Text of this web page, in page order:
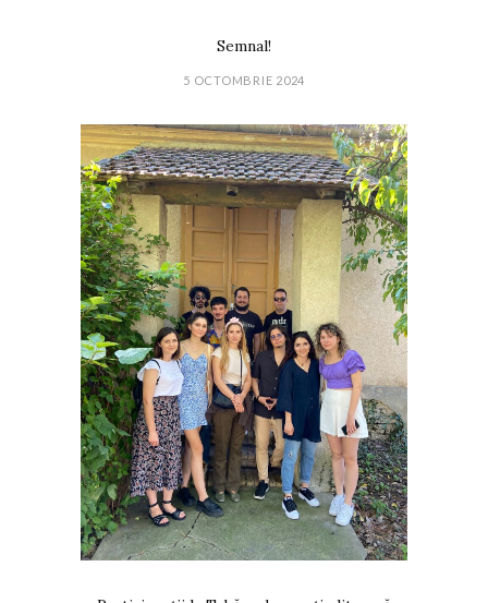
Semnal!
5 OCTOMBRIE 2024